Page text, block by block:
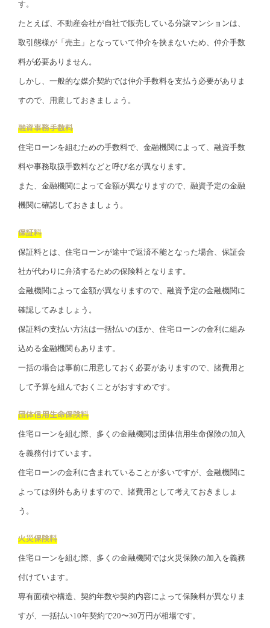
す。
たとえば、不動産会社が自社で販売している分譲マンションは、
取引態様が「売主」となっていて仲介を挟まないため、仲介手数
料が必要ありません。
しかし、一般的な媒介契約では仲介手数料を支払う必要がありま
すので、用意しておきましょう。
融資事務手数料
住宅ローンを組むための手数料で、金融機関によって、融資手数
料や事務取扱手数料などと呼び名が異なります。
また、金融機関によって金額が異なりますので、融資予定の金融
機関に確認しておきましょう。
保証料
保証料とは、住宅ローンが途中で返済不能となった場合、保証会
社が代わりに弁済するための保険料となります。
金融機関によって金額が異なりますので、融資予定の金融機関に
確認してみましょう。
保証料の支払い方法は一括払いのほか、住宅ローンの金利に組み
込める金融機関もあります。
一括の場合は事前に用意しておく必要がありますので、諸費用と
して予算を組んでおくことがおすすめです。
団体信用生命保険料
住宅ローンを組む際、多くの金融機関は団体信用生命保険の加入
を義務付けています。
住宅ローンの金利に含まれていることが多いですが、金融機関に
よっては例外もありますので、諸費用として考えておきましょ
う。
火災保険料
住宅ローンを組む際、多くの金融機関では火災保険の加入を義務
付けています。
専有面積や構造、契約年数や契約内容によって保険料が異なりま
すが、一括払い10年契約で20〜30万円が相場です。